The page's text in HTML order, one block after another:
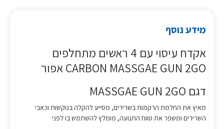
מידע נוסף
אקדח עיסוי עם 4 ראשים מתחלפים
CARBON MASSGAE GUN 2GO אפור
דגם MASSGAE GUN 2GO
מאיץ את החלמת הרקמות בשרירים, מסייע להקלה בנוקשות וכאבי
השרירים ומשפר את טווח התנועה, מומלץ להשתמש בו לפני